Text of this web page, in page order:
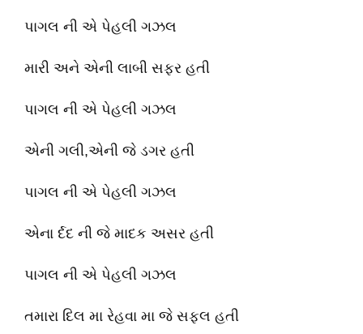
પાગલ ની એ પેહલી ગઝલ
મારી અને એની લાબી સફર હતી
પાગલ ની એ પેહલી ગઝલ
એની ગલી,એની જે ડગર હતી
પાગલ ની એ પેહલી ગઝલ
એના ર્દદ ની જે માદક અસર હતી
પાગલ ની એ પેહલી ગઝલ
તમારા દિલ મા રેહવા મા જે સફલ હતી